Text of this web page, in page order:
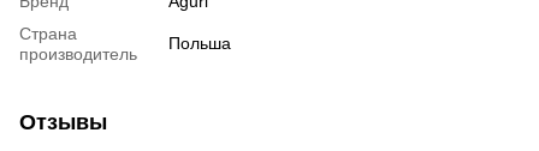
Страна
производитель
Польша
Отзывы